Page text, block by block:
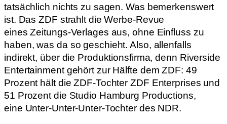
tatsächlich nichts zu sagen. Was bemerkenswert
ist. Das ZDF strahlt die Werbe-Revue
eines Zeitungs-Verlages aus, ohne Einfluss zu
haben, was da so geschieht. Also, allenfalls
indirekt, über die Produktionsfirma, denn Riverside
Entertainment gehört zur Hälfte dem ZDF: 49
Prozent hält die ZDF-Tochter ZDF Enterprises und
51 Prozent die Studio Hamburg Productions,
eine Unter-Unter-Unter-Tochter des NDR.